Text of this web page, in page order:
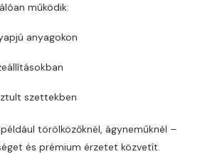
működik:
anyagokon
szettekben
törölközőknél, ágyneműknél –
és prémium érzetet közvetít.